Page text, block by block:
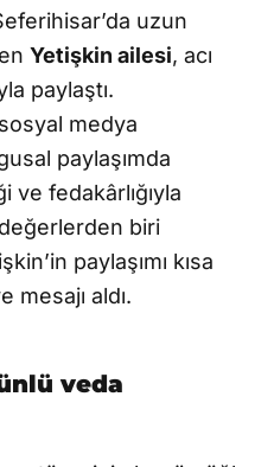
uzun
Yetişkin ailesi, acı
paylaştı.
medya
paylaşımda
fedakârlığıyla
biri
paylaşımı kısa
mesajı aldı.
veda